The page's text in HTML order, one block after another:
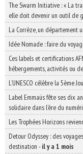
The Swarm Initiative : « La
elle doit devenir un outil de
La Corrèze, un département
Idée Nomade : faire du
Ces labels et certifications
hébergements, activités ou
L’UNESCO célèbre la 5ème
Label Emmaüs fête ses dix
solidaire dans l’ère du
Les Trophées Horizons
Detour Odyssey : des
destination -il y a 1 mois